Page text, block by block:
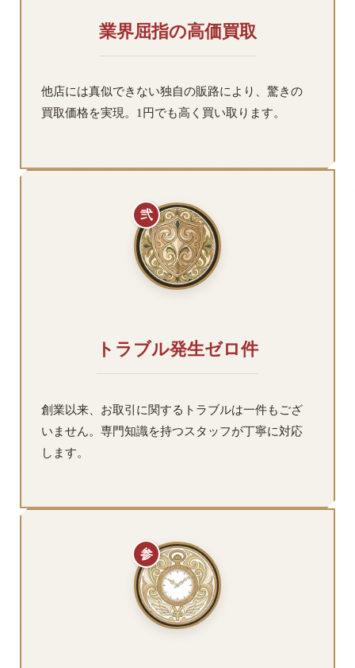
業界屈指の高価買取
他店には真似できない独自の販路により、驚きの
買取価格を実現。1円でも高く買い取ります。
弐
トラブル発生ゼロ件
創業以来、お取引に関するトラブルは一件もござ
いません。専門知識を持つスタッフが丁寧に対応
します。
参